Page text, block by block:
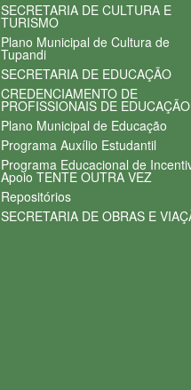
SECRETARIA DE CULTURA E
TURISMO
Plano Municipal de Cultura de
Tupandi
SECRETARIA DE EDUCAÇÃO
CREDENCIAMENTO DE
PROFISSIONAIS DE EDUCAÇÃO
Plano Municipal de Educação
Programa Auxílio Estudantil
Programa Educacional de
Apoio TENTE OUTRA VEZ
Repositórios
SECRETARIA DE OBRAS E